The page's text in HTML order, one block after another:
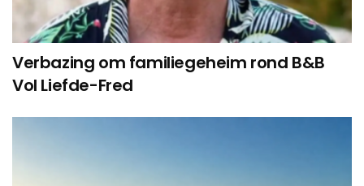
Verbazing om familiegeheim rond B&B
Vol Liefde-Fred